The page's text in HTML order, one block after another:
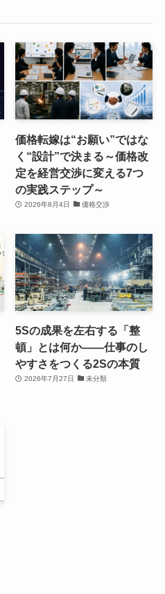
価格転嫁は“お願い”ではな
く“設計”で決まる～価格改
定を経営交渉に変える7つ
の実践ステップ～
2026年8月4日 価格交渉
5Sの成果を左右する「整
頓」とは何か――仕事のし
やすさをつくる2Sの本質
2026年7月27日 未分類